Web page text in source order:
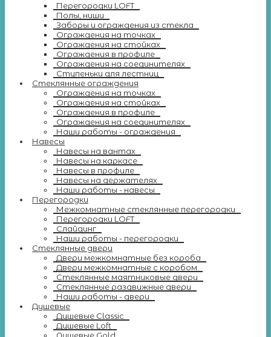
Перегородки LOFT
Полы, ниши
Заборы и ограждения из стекла
Ограждения на точках
Ограждения на стойках
Ограждения в профиле
Ограждения на соединителях
Ступеньки для лестниц
Стеклянные ограждения
Ограждения на точках
Ограждения на стойках
Ограждения в профиле
Ограждения на соединителях
Наши работы - ограждения
Навесы
Навесы на вантах
Навесы на каркасе
Навесы в профиле
Навесы на держателях
Наши работы - навесы
Перегородки
Межкомнатные стеклянные перегородки
Перегородки LOFT
Слайдинг
Наши работы - перегородки
Стеклянные двери
Двери межкомнатные без короба
Двери межкомнатные с коробом
Стеклянные маятниковые двери
Стеклянные раздвижные двери
Наши работы - двери
Душевые
Душевые Classic
Душевые Loft